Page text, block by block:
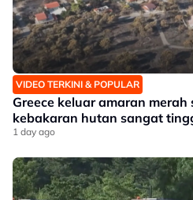
VIDEO TERKINI & POPULAR
Greece keluar amaran merah
kebakaran hutan sangat
1 day ago